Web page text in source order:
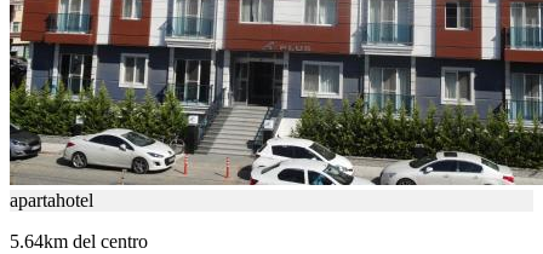
apartahotel
5.64km del centro